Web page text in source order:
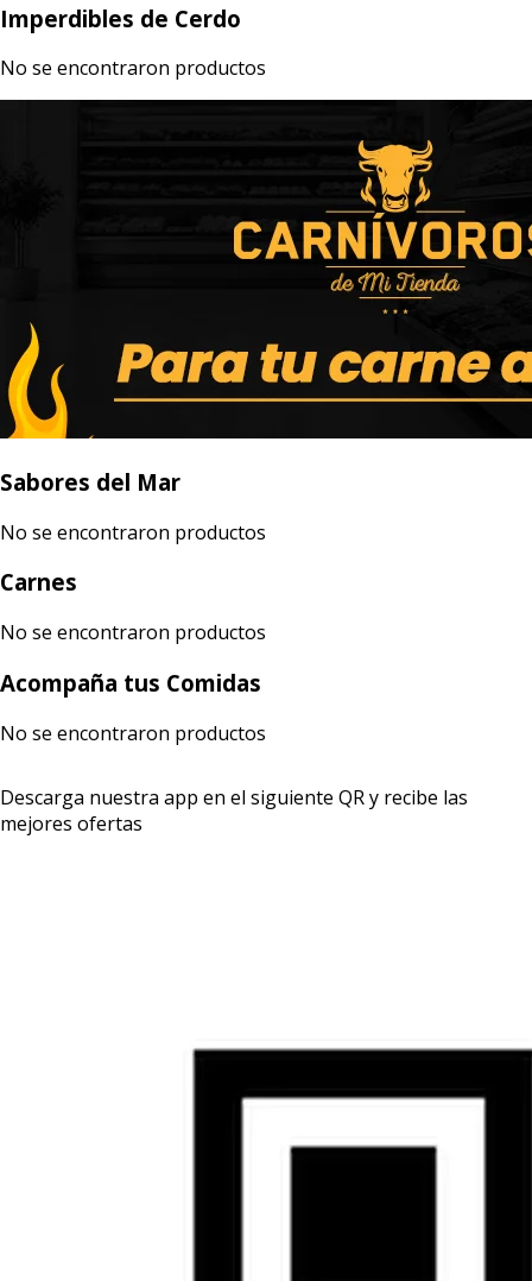
Imperdibles de Cerdo
No se encontraron productos
Sabores del Mar
No se encontraron productos
Carnes
No se encontraron productos
Acompaña tus Comidas
No se encontraron productos
Descarga nuestra app en el siguiente QR y recibe las
mejores ofertas